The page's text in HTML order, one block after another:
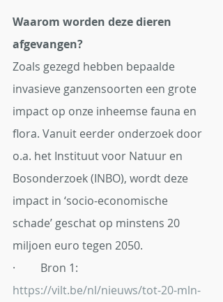
Waarom worden deze dieren
afgevangen?
Zoals gezegd hebben bepaalde
invasieve ganzensoorten een grote
impact op onze inheemse fauna en
flora. Vanuit eerder onderzoek door
o.a. het Instituut voor Natuur en
Bosonderzoek (INBO), wordt deze
impact in ‘socio-economische
schade’ geschat op minstens 20
miljoen euro tegen 2050.
·         Bron 1:
https://vilt.be/nl/nieuws/tot-20-mln-